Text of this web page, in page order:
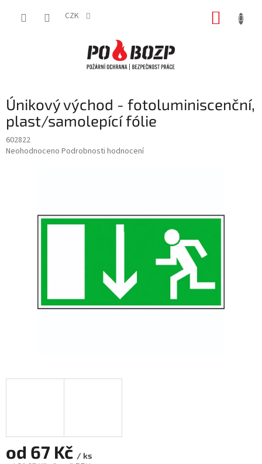
CZK
Únikový východ - fotoluminiscenční,
plast/samolepící fólie
602822
Průměrné
Neohodnoceno Podrobnosti hodnocení
od 67 Kč / ks